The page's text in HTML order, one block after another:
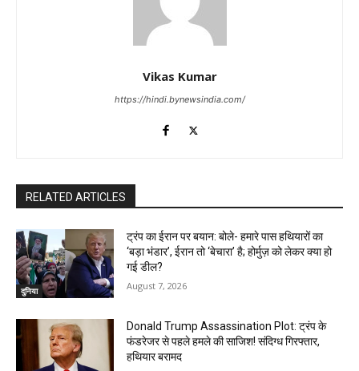
Vikas Kumar
https://hindi.bynewsindia.com/
RELATED ARTICLES
दुनिया
ट्रंप का ईरान पर बयान: बोले- हमारे पास हथियारों का
‘बड़ा भंडार’, ईरान तो ‘बेचारा’ है; होर्मुज़ को लेकर क्या हो
गई डील?
August 7, 2026
Donald Trump Assassination Plot: ट्रंप के
फंडरेजर से पहले हमले की साजिश! संदिग्ध गिरफ्तार,
हथियार बरामद